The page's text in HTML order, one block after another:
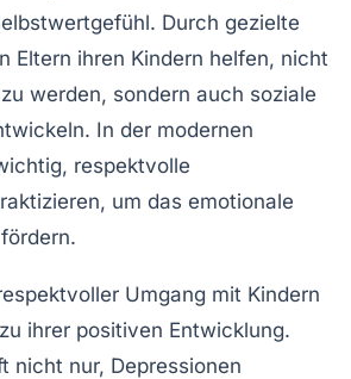
. Durch gezielte
Eltern ihren Kindern helfen, nicht
werden, sondern auch soziale
In der modernen
respektvolle
um das emotionale
Umgang mit Kindern
ihrer positiven Entwicklung.
nicht nur, Depressionen